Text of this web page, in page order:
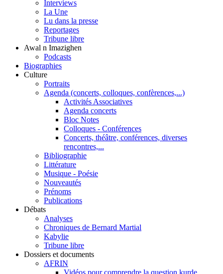
Interviews
La Une
Lu dans la presse
Reportages
Tribune libre
Awal n Imazighen
Podcasts
Biographies
Culture
Portraits
Agenda (concerts, colloques, confèrences,...)
Activités Associatives
Agenda concerts
Bloc Notes
Colloques - Conférences
Concerts, théâtre, conférences, diverses
rencontres,...
Bibliographie
Littérature
Musique - Poésie
Nouveautés
Prénoms
Publications
Débats
Analyses
Chroniques de Bernard Martial
Kabylie
Tribune libre
Dossiers et documents
AFRIN
Vidéos pour comprendre la question kurde